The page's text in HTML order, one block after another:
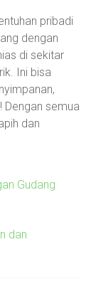
pribadi
dengan
di sekitar
Ini bisa
Dengan semua
dan
Gudang
dan